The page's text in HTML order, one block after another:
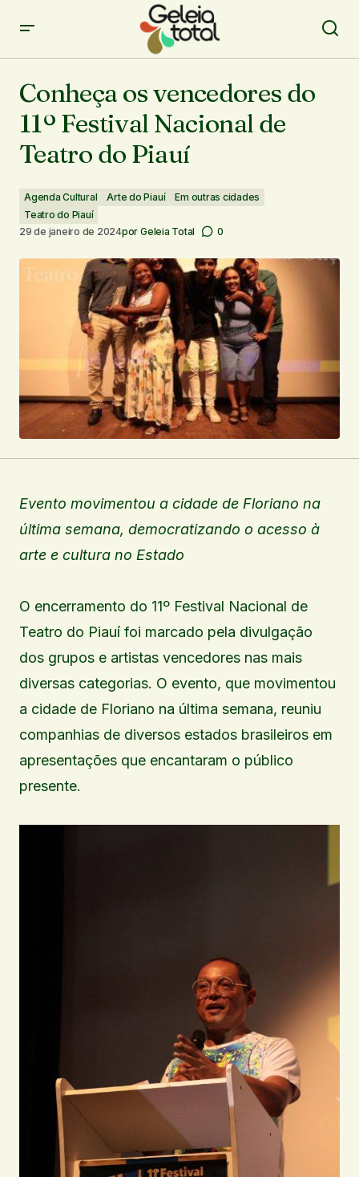
Teatro do Piauí
Conheça os vencedores do
11º Festival Nacional de
Teatro do Piauí
Agenda Cultural Arte do Piauí
Em outras cidades
Teatro do Piauí
29 de janeiro de 2024por Geleia Total 0
Evento movimentou a cidade de Floriano na
última semana, democratizando o acesso à
arte e cultura no Estado
O encerramento do 11º Festival Nacional de
Teatro do Piauí foi marcado pela divulgação
dos grupos e artistas vencedores nas mais
diversas categorias. O evento, que movimentou
a cidade de Floriano na última semana, reuniu
companhias de diversos estados brasileiros em
apresentações que encantaram o público
presente.